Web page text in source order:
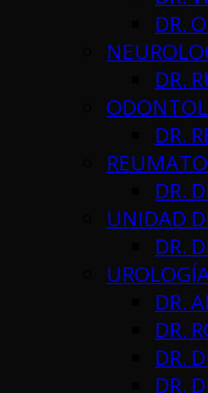
DR.
DR.
DR.
DR.
UNIDAD
DR.
DR.
DR.
DR.
DR.